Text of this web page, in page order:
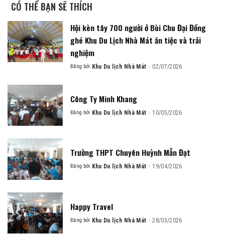
CÓ THỂ BẠN SẼ THÍCH
Hội kèn tây 700 người ở Bùi Chu Đại Đồng
ghé Khu Du Lịch Nhà Mát ăn tiệc và trải
nghiệm
Posted
Đăng bởi Khu Du lịch Nhà Mát 02/07/2026
Công Ty Minh Khang
Posted
Đăng bởi Khu Du lịch Nhà Mát 10/05/2026
Trường THPT Chuyên Huỳnh Mẫn Đạt
Posted
Đăng bởi Khu Du lịch Nhà Mát 19/04/2026
Happy Travel
Posted
Đăng bởi Khu Du lịch Nhà Mát 28/03/2026